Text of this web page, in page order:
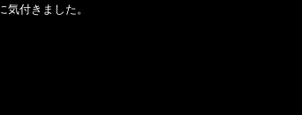
気付きました。